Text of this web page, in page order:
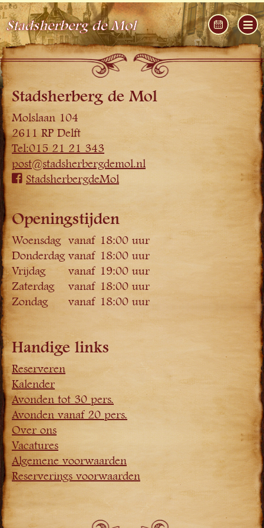
Stadsherberg de Mol
Stadsherberg de Mol
Molslaan 104
2611 RP Delft
Tel:015 21 21 343
post@stadsherbergdemol.nl
StadsherbergdeMol
Openingstijden
Woensdag vanaf 18:00 uur
Donderdagvanaf 18:00 uur
Vrijdag
vanaf 19:00 uur
Zaterdag
vanaf 18:00 uur
Zondag
vanaf 18:00 uur
Handige links
Reserveren
Kalender
Avonden tot 30 pers.
Avonden vanaf 20 pers.
Over ons
Vacatures
Algemene voorwaarden
Reserverings voorwaarden